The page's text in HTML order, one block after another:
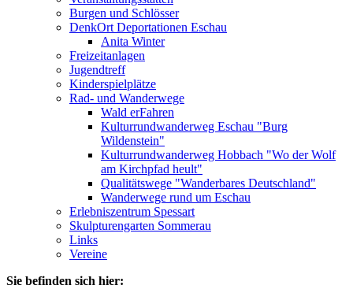
Burgen und Schlösser
DenkOrt Deportationen Eschau
Anita Winter
Freizeitanlagen
Jugendtreff
Kinderspielplätze
Rad- und Wanderwege
Wald erFahren
Kulturrundwanderweg Eschau "Burg
Wildenstein"
Kulturrundwanderweg Hobbach "Wo der Wolf
am Kirchpfad heult"
Qualitätswege "Wanderbares Deutschland"
Wanderwege rund um Eschau
Erlebniszentrum Spessart
Skulpturengarten Sommerau
Links
Vereine
Sie befinden sich hier: